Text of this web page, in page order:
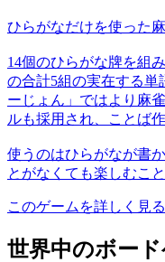
ひらがなだけを使った
14個のひらがな牌を組
の合計5組の実在する
ーじょん」ではより麻
ルも採用され、ことば
使うのはひらがなが書
とがなくても楽しむこ
このゲームを詳しく見る
世界中のボー